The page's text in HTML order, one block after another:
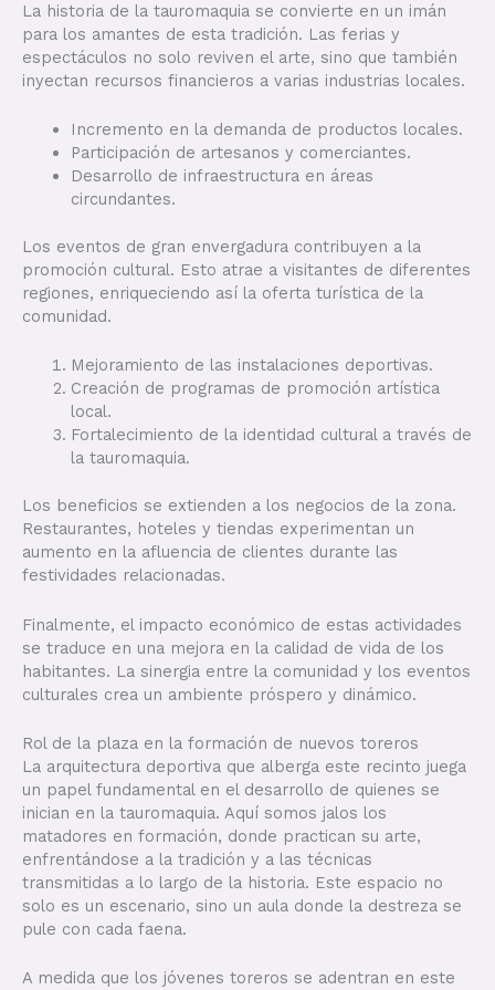
La historia de la tauromaquia se convierte en un imán
para los amantes de esta tradición. Las ferias y
espectáculos no solo reviven el arte, sino que también
inyectan recursos financieros a varias industrias locales.
Incremento en la demanda de productos locales.
Participación de artesanos y comerciantes.
Desarrollo de infraestructura en áreas
circundantes.
Los eventos de gran envergadura contribuyen a la
promoción cultural. Esto atrae a visitantes de diferentes
regiones, enriqueciendo así la oferta turística de la
comunidad.
Mejoramiento de las instalaciones deportivas.
Creación de programas de promoción artística
local.
Fortalecimiento de la identidad cultural a través de
la tauromaquia.
Los beneficios se extienden a los negocios de la zona.
Restaurantes, hoteles y tiendas experimentan un
aumento en la afluencia de clientes durante las
festividades relacionadas.
Finalmente, el impacto económico de estas actividades
se traduce en una mejora en la calidad de vida de los
habitantes. La sinergia entre la comunidad y los eventos
culturales crea un ambiente próspero y dinámico.
Rol de la plaza en la formación de nuevos toreros
La arquitectura deportiva que alberga este recinto juega
un papel fundamental en el desarrollo de quienes se
inician en la tauromaquia. Aquí somos jalos los
matadores en formación, donde practican su arte,
enfrentándose a la tradición y a las técnicas
transmitidas a lo largo de la historia. Este espacio no
solo es un escenario, sino un aula donde la destreza se
pule con cada faena.
A medida que los jóvenes toreros se adentran en este